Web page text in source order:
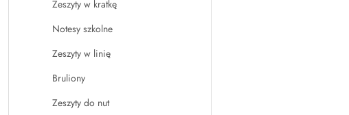
Zeszyty w kratkę
Notesy szkolne
Zeszyty w linię
Bruliony
Zeszyty do nut